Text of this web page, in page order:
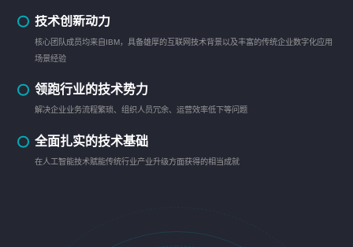
技术创新动力
核心团队成员均来自IBM，具备雄厚的互联网技术背景以及丰富的传统企业数字化应用
场景经验
领跑行业的技术势力
解决企业业务流程繁琐、组织人员冗余、运营效率低下等问题
全面扎实的技术基础
在人工智能技术赋能传统行业产业升级方面获得的相当成就